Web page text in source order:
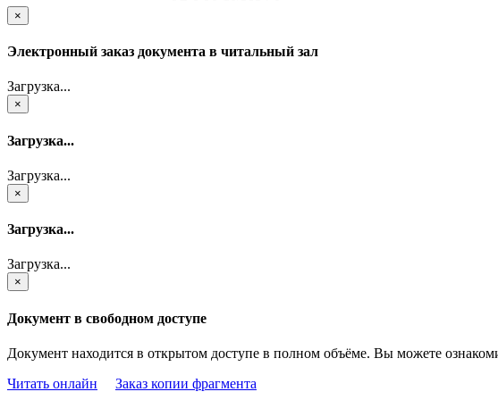
×
Электронный заказ документа в читальный зал
Загрузка...
×
Загрузка...
Загрузка...
×
Загрузка...
Загрузка...
×
Документ в свободном доступе
Документ находится в открытом доступе в полном объёме. Вы можете
Читать онлайн
Заказ копии фрагмента